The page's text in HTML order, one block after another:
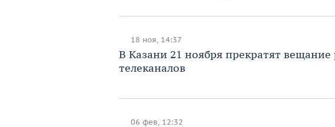
18 ноя, 14:37
В Казани 21 ноября прекратят
телеканалов
06 фев, 12:32